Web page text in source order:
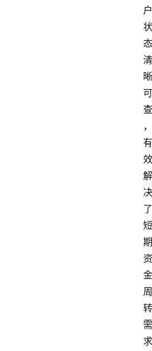
户
状
态
清
晰
可
查
，
有
效
解
决
了
短
期
资
金
周
转
需
求